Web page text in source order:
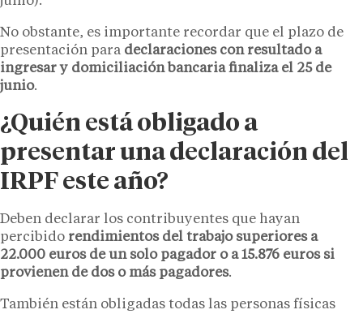
No obstante, es importante recordar que el plazo de
presentación para declaraciones con resultado a
ingresar y domiciliación bancaria finaliza el 25 de
junio.
¿Quién está obligado a
presentar una declaración del
IRPF este año?
Deben declarar los contribuyentes que hayan
percibido rendimientos del trabajo superiores a
22.000 euros de un solo pagador o a 15.876 euros si
provienen de dos o más pagadores.
También están obligadas todas las personas físicas